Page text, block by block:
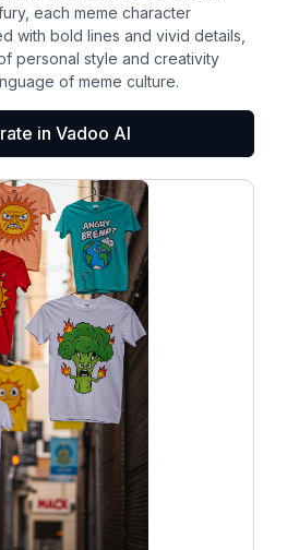
each meme character
with bold lines and vivid details,
personal style and creativity
of meme culture.
in Vadoo AI